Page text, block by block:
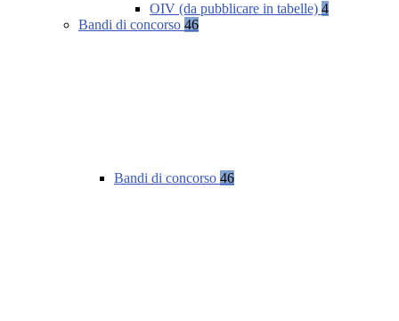
OIV (da pubblicare in tabelle) 4
Bandi di concorso 46
Bandi di concorso 46